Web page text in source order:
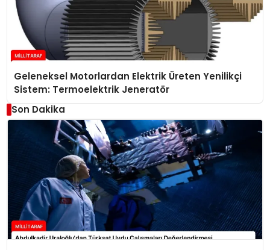
Geleneksel Motorlardan Elektrik Üreten Yenilikçi
Sistem: Termoelektrik Jeneratör
Son Dakika